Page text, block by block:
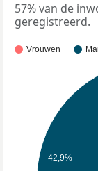
57% van de
geregistreerd.
Vrouwen
42,9%